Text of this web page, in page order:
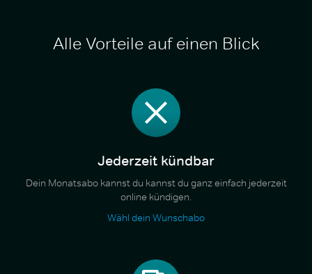
Alle Vorteile auf einen Blick
Jederzeit kündbar
Dein Monatsabo kannst du kannst du ganz einfach jederzeit
online kündigen.
Wähl dein Wunschabo